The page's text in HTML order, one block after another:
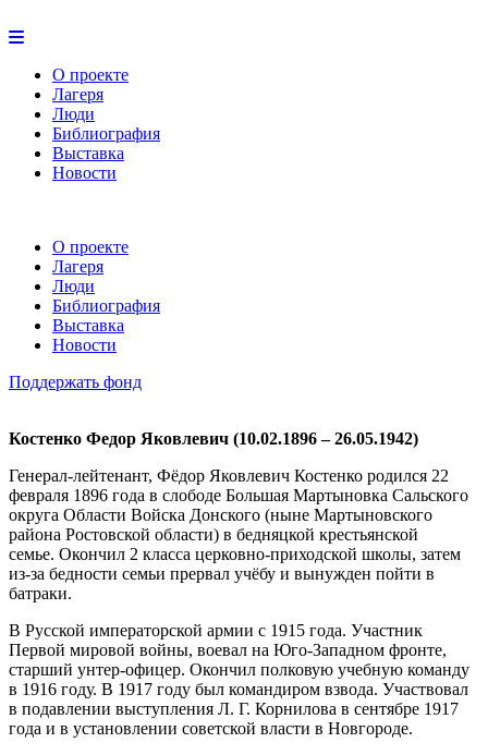
О проекте
Лагеря
Люди
Библиография
Выставка
Новости
О проекте
Лагеря
Люди
Библиография
Выставка
Новости
Поддержать фонд
Костенко Федор Яковлевич (10.02.1896 – 26.05.1942)
Генерал-лейтенант, Фёдор Яковлевич Костенко родился 22
февраля 1896 года в слободе Большая Мартыновка Сальского
округа Области Войска Донского (ныне Мартыновского
района Ростовской области) в бедняцкой крестьянской
семье. Окончил 2 класса церковно-приходской школы, затем
из-за бедности семьи прервал учёбу и вынужден пойти в
батраки.
В Русской императорской армии с 1915 года. Участник
Первой мировой войны, воевал на Юго-Западном фронте,
старший унтер-офицер. Окончил полковую учебную команду
в 1916 году. В 1917 году был командиром взвода. Участвовал
в подавлении выступления Л. Г. Корнилова в сентябре 1917
года и в установлении советской власти в Новгороде.